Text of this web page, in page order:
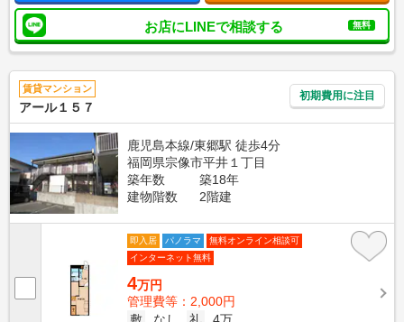
お店にLINEで相談する 無料
賃貸マンション
アール１５７
初期費用に注目
鹿児島本線/東郷駅 徒歩4分
福岡県宗像市平井１丁目
築年数
築18年
建物階数
2階建
即入居 パノラマ
無料オンライン相談可
インターネット無料
4万円
管理費等：2,000円